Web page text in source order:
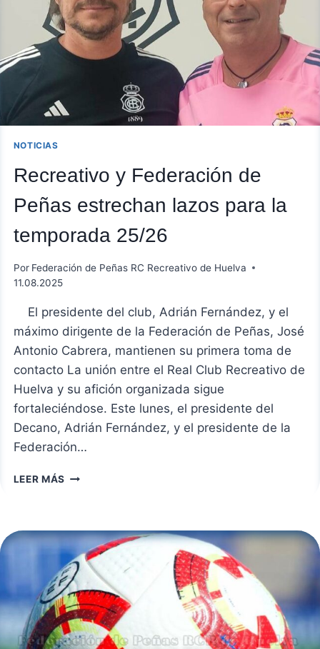
DEL
TROFEO
COLOMBINO
NOTICIAS
Recreativo y Federación de
Peñas estrechan lazos para la
temporada 25/26
Por Federación de Peñas RC Recreativo de Huelva
11.08.2025
El presidente del club, Adrián Fernández, y el
máximo dirigente de la Federación de Peñas, José
Antonio Cabrera, mantienen su primera toma de
contacto La unión entre el Real Club Recreativo de
Huelva y su afición organizada sigue
fortaleciéndose. Este lunes, el presidente del
Decano, Adrián Fernández, y el presidente de la
Federación…
LEER MÁS RECREATIVO
PEÑAS
ESTRECHAN
LAZOS
PARA
LA
TEMPORADA
25/26